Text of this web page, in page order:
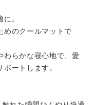
。
めのクールマットで
わらかな寝心地で、愛
ートします。